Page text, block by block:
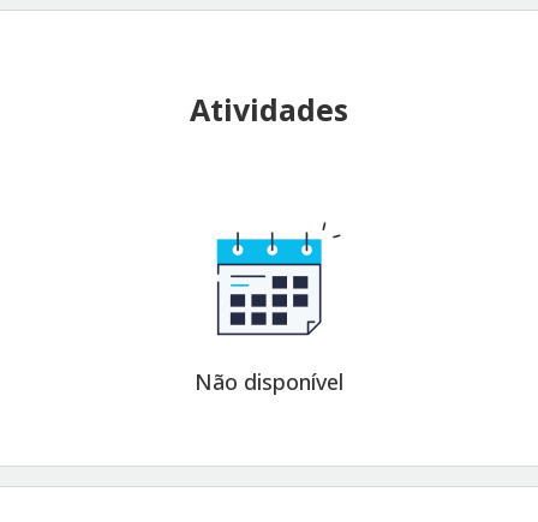
Atividades
Não disponível